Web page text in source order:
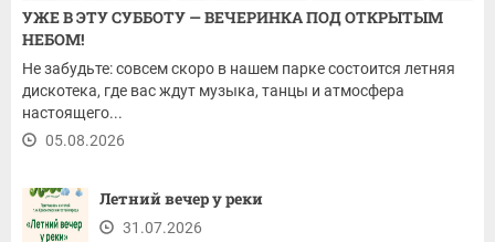
УЖЕ В ЭТУ СУББОТУ — ВЕЧЕРИНКА ПОД ОТКРЫТЫМ
НЕБОМ!
Не забудьте: совсем скоро в нашем парке состоится летняя
дискотека, где вас ждут музыка, танцы и атмосфера
настоящего...
05.08.2026
Летний вечер у реки
31.07.2026